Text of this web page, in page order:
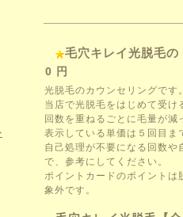
毛穴キレイ光脱毛
0 円
光脱毛のカウンセリングです。
当店で光脱毛をはじめて受け
回数を重ねるごとに毛量が減
表示している単価は５回目ま
自己処理が不要になる回数
で、参考にしてください。
ポイントカードのポイントは
象外です。